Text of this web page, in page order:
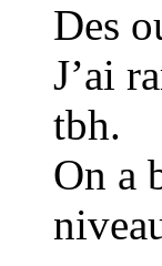
Des
J’ai
tbh.
On a